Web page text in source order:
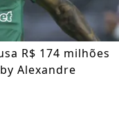
R$ 174 milhões
Alexandre